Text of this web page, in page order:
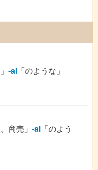
-al 「のような」
商売」 -al 「のよう